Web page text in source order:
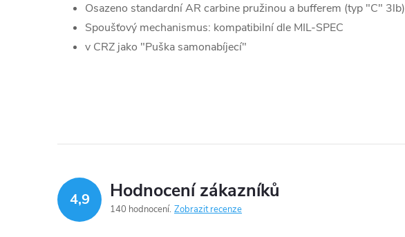
Osazeno standardní AR carbine pružinou a bufferem (typ "C" 3lb)
Spoušťový mechanismus: kompatibilní dle MIL-SPEC
v CRZ jako "Puška samonabíjecí"
4,9 Hodnocení zákazníků
140 hodnocení Zobrazit recenze